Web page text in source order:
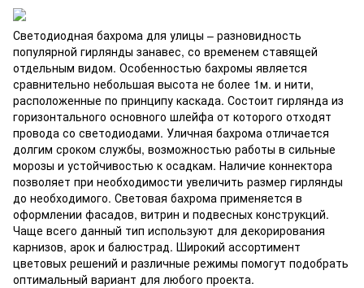
Светодиодная бахрома для улицы – разновидность
популярной гирлянды занавес, со временем ставящей
отдельным видом. Особенностью бахромы является
сравнительно небольшая высота не более 1м. и нити,
расположенные по принципу каскада. Состоит гирлянда из
горизонтального основного шлейфа от которого отходят
провода со светодиодами. Уличная бахрома отличается
долгим сроком службы, возможностью работы в сильные
морозы и устойчивостью к осадкам. Наличие коннектора
позволяет при необходимости увеличить размер гирлянды
до необходимого. Световая бахрома применяется в
оформлении фасадов, витрин и подвесных конструкций.
Чаще всего данный тип используют для декорирования
карнизов, арок и балюстрад. Широкий ассортимент
цветовых решений и различные режимы помогут подобрать
оптимальный вариант для любого проекта.